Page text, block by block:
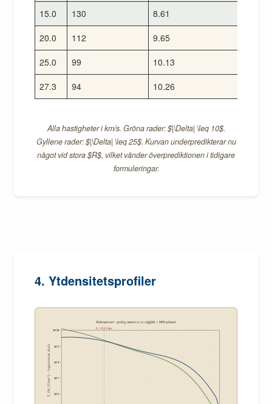
15.0
130 8.61
20.0
112 9.65
25.0
99 10.13
27.3
94 10.26
Alla hastigheter i km/s. Gröna rader: $|\Delta| \leq 10$.
Gyllene rader: $|\Delta| \leq 25$. Kurvan underpredikterar nu
något vid stora $R$, vilket vänder överprediktionen i tidigare
formuleringar.
4. Ytdensitetsprofiler
Ytdensiteter: synlig materia vs vågfält i MW-planet
10^6
10^7
10^8
10^9
10^10
ℓ₀ = 0,51 kpc
Σ (M_⊙/kpc²) – logaritmisk skala